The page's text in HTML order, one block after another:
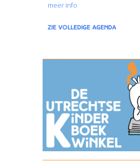
meer info
zie volledige agenda